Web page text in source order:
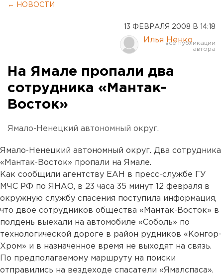
← НОВОСТИ
13 ФЕВРАЛЯ 2008 В 14:18
Илья Ненко
На Ямале пропали два
сотрудника «Мантак-
Восток»
Ямало-Ненецкий автономный округ.
Ямало-Ненецкий автономный округ. Два сотрудника
«Мантак-Восток» пропали на Ямале.
Как сообщили агентству ЕАН в пресс-службе ГУ
МЧС РФ по ЯНАО, в 23 часа 35 минут 12 февраля в
окружную службу спасения поступила информация,
что двое сотрудников общества «Мантак-Восток» в
полдень выехали на автомобиле «Соболь» по
технологической дороге в район рудников «Конгор-
Хром» и в назначенное время не выходят на связь.
По предполагаемому маршруту на поиски
отправились на вездеходе спасатели «Ямалспаса».